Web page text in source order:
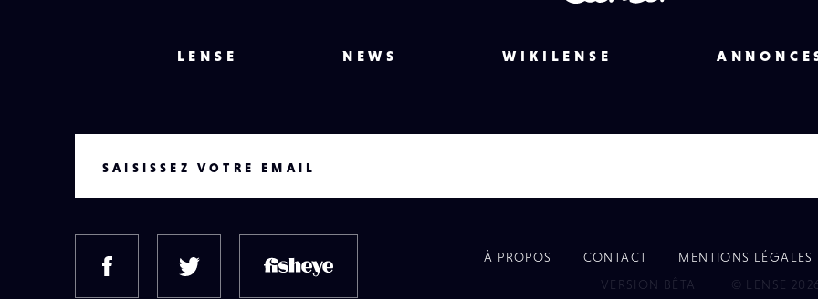
LENSE NEWS WIKILENSE
SAISISSEZ VOTRE EMAIL
FACEBOOK TWITTER
À PROPOS CONTACT
MENTIONS LÉGALES
VERSION BÊTA
© LENSE